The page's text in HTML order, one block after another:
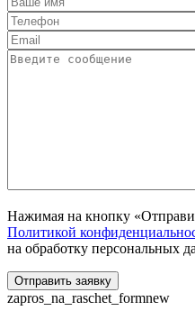
Нажимая на кнопку
Политикой
на обработку персональных
zapros_na_raschet_formnew